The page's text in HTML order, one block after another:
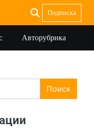
Подписка
Авторубрика
Поиск